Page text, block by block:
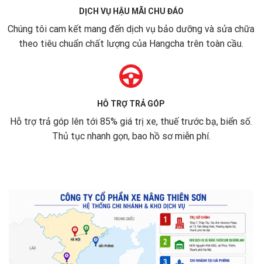
DỊCH VỤ HẬU MÃI CHU ĐÁO
Chúng tôi cam kết mang đến dịch vụ bảo dưỡng và sửa chữa
theo tiêu chuẩn chất lượng của Hangcha trên toàn cầu.
HỖ TRỢ TRẢ GÓP
Hỗ trợ trả góp lên tới 85% giá trị xe, thuế trước bạ, biển số.
Thủ tục nhanh gọn, bao hồ sơ miễn phí.